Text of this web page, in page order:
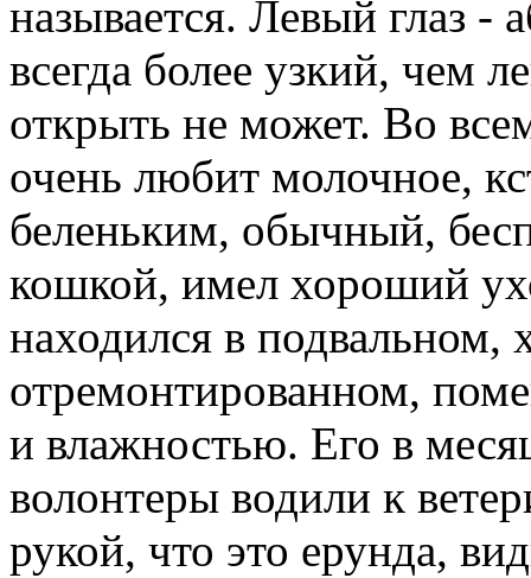
называется. Левый глаз -
всегда более узкий, чем
открыть не может. Во
очень любит молочное,
беленьким, обычный,
кошкой, имел хороший
находился в подвальном,
отремонтированном,
и влажностью. Его в
волонтеры водили к
рукой, что это ерунда,